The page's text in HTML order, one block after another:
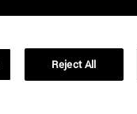
01321001 Bela
Reject All